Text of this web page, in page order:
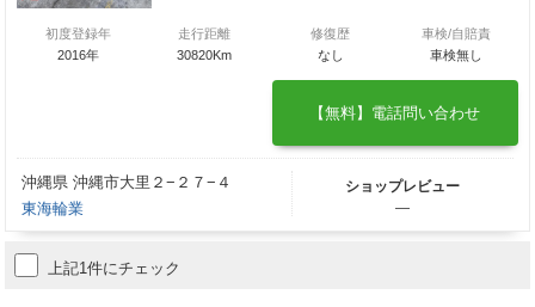
初度登録年
2016年
走行距離
30820Km
修復歴
なし
車検/自賠責
車検無し
【無料】電話問い合わせ
沖縄県 沖縄市大里２−２７−４
東海輪業
ショップレビュー
―
上記1件にチェック